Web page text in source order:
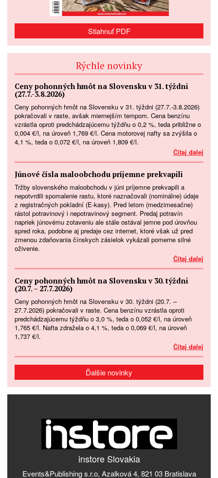
Stiahnuť PDF
Rýchle novinky
Ceny pohonných hmôt na Slovensku v 31. týždni
(27.7.-3.8.2026)
Ceny pohonných hmôt na Slovensku v 31. týždni (27.7.-3.8.2026)
pokračovali v raste, avšak miernejším tempom. Cena benzínu
vzrástla oproti predchádzajúcemu týždňu o 0,2 %, teda približne o
0,004 €/l, na úroveň 1,769 €/l. Cena motorovej nafty sa zvýšila o
4,1 %, teda o 0,072 €/l, na úroveň 1,809 €/l.
Čítaj dalej
Júnové čísla maloobchodu príjemne prekvapili
Tržby slovenského maloobchodu v júni príjemne prekvapili a
nepotvrdili spomalenie rastu, ktoré naznačovali (nominálne) údaje
z registračných pokladní (E-kasy). Pred letom (medzimesačne)
rástol potravinový i nepotravinový segment. Predaj potravín
napriek júnovému zotaveniu ale stále ostával jemne pod úrovňou
spred roka, podobne aj predaje cez internet, ktoré však už pred
zmenou zdaňovania čínskych zásielok vykázali pomerne silné
oživenie.
Čítaj dalej
Ceny pohonných hmôt na Slovensku v 30. týždni
(20.7. – 27.7.2026)
Ceny pohonných hmôt na Slovensku v 30. týždni (20.7. –
27.7.2026) pokračovali v raste. Cena benzínu vzrástla oproti
predchádzajúcemu týždňu o 3,0 %, teda o 0,052 €/l, na úroveň
1,765 €/l. Nafta zdražela o 4,1 %, teda o 0,069 €/l, na úroveň
1,737 €/l.
Čítaj dalej
Ďalšie novinky
instore Slovakia
Events&Publishing s.r.o, Azalková 4, 821 03 Bratislava